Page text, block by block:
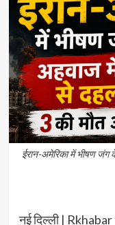
ईरान-अमेरिका में भीषण जंग
नई दिल्ली | Rkhabar